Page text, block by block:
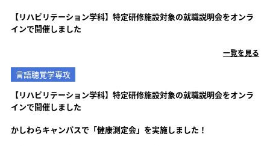
【リハビリテーション学科】特定研修施設対象の就職説明会をオンラ
インで開催しました
一覧を見る
言語聴覚学専攻
【リハビリテーション学科】特定研修施設対象の就職説明会をオンラ
インで開催しました
かしわらキャンパスで「健康測定会」を実施しました！